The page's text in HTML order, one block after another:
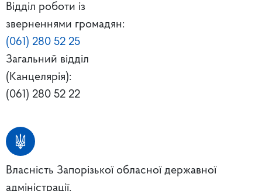
Відділ роботи із
зверненнями громадян:
(061) 280 52 25
Загальний відділ
(Канцелярія):
(061) 280 52 22
Власність Запорізької обласної державної
адміністрації.